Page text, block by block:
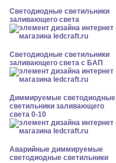
Светодиодные светильники
заливающего света
Светодиодные светильники
заливающего света с БАП
Диммируемые светодиодные
светильники заливающего
света 0-10
Аварийные диммируемые
светодиодные светильники